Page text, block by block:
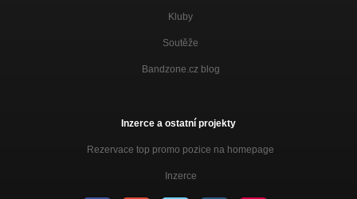
Kluby
Soutěže
Bandzone.cz blog
Inzerce a ostatní projekty
Rezervace top promo pozice na homepage
Inzerce